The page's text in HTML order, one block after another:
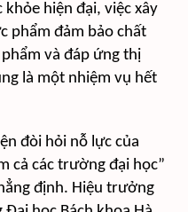
hiện đại, việc xây
phẩm đảm bảo chất
và đáp ứng thị
là một nhiệm vụ hết
đòi hỏi nỗ lực của
cả các trường đại học”
định. Hiệu trưởng